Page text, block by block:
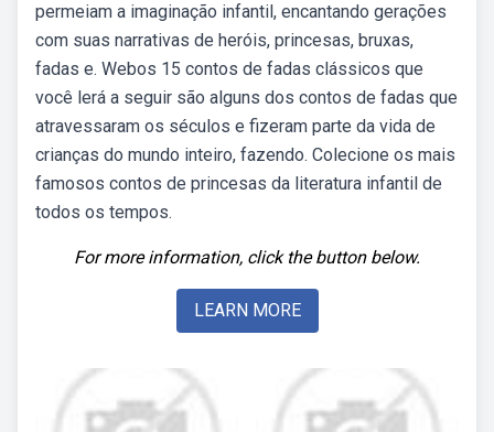
permeiam a imaginação infantil, encantando gerações
com suas narrativas de heróis, princesas, bruxas,
fadas e. Webos 15 contos de fadas clássicos que
você lerá a seguir são alguns dos contos de fadas que
atravessaram os séculos e fizeram parte da vida de
crianças do mundo inteiro, fazendo. Colecione os mais
famosos contos de princesas da literatura infantil de
todos os tempos.
For more information, click the button below.
LEARN MORE